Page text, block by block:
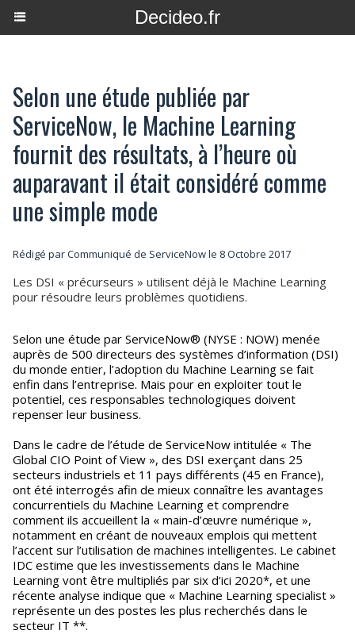
Decideo.fr
Selon une étude publiée par
ServiceNow, le Machine Learning
fournit des résultats, à l’heure où
auparavant il était considéré comme
une simple mode
Rédigé par Communiqué de ServiceNow le 8 Octobre 2017
Les DSI « précurseurs » utilisent déjà le Machine Learning
pour résoudre leurs problèmes quotidiens.
Selon une étude par ServiceNow® (NYSE : NOW) menée
auprès de 500 directeurs des systèmes d’information (DSI)
du monde entier, l’adoption du Machine Learning se fait
enfin dans l’entreprise. Mais pour en exploiter tout le
potentiel, ces responsables technologiques doivent
repenser leur business.
Dans le cadre de l’étude de ServiceNow intitulée « The
Global CIO Point of View », des DSI exerçant dans 25
secteurs industriels et 11 pays différents (45 en France),
ont été interrogés afin de mieux connaître les avantages
concurrentiels du Machine Learning et comprendre
comment ils accueillent la « main-d’œuvre numérique »,
notamment en créant de nouveaux emplois qui mettent
l’accent sur l’utilisation de machines intelligentes. Le cabinet
IDC estime que les investissements dans le Machine
Learning vont être multipliés par six d’ici 2020*, et une
récente analyse indique que « Machine Learning specialist »
représente un des postes les plus recherchés dans le
secteur IT **.